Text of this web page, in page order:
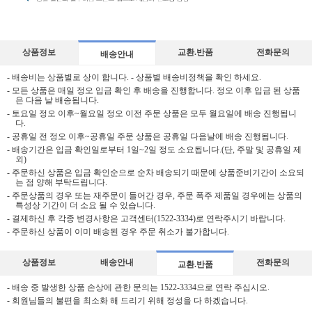
상품정보 배송안내 교환.반품 전화문의
- 배송비는 상품별로 상이 합니다. - 상품별 배송비정책을 확인 하세요.
- 모든 상품은 매일 정오 입금 확인 후 배송을 진행합니다. 정오 이후 입금 된 상품
은 다음 날 배송됩니다.
- 토요일 정오 이후~월요일 정오 이전 주문 상품은 모두 월요일에 배송 진행됩니
다.
- 공휴일 전 정오 이후~공휴일 주문 상품은 공휴일 다음날에 배송 진행됩니다.
- 배송기간은 입금 확인일로부터 1일~2일 정도 소요됩니다.(단, 주말 및 공휴일 제
외)
- 주문하신 상품은 입금 확인순으로 순차 배송되기 때문에 상품준비기간이 소요되
는 점 양해 부탁드립니다.
- 주문상품의 경우 또는 재주문이 들어간 경우, 주문 폭주 제품일 경우에는 상품의
특성상 기간이 더 소요 될 수 있습니다.
- 결제하신 후 각종 변경사항은 고객센터(1522-3334)로 연락주시기 바랍니다.
- 주문하신 상품이 이미 배송된 경우 주문 취소가 불가합니다.
상품정보 배송안내 교환.반품 전화문의
- 배송 중 발생한 상품 손상에 관한 문의는 1522-3334으로 연락 주십시오.
- 회원님들의 불편을 최소화 해 드리기 위해 정성을 다 하겠습니다.